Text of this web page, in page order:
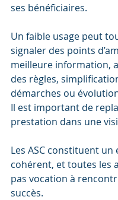
ses bénéficiaires.
Un faible usage peut
signaler des points
meilleure information,
des règles,
démarches ou
Il est important de
prestation dans une
Les ASC constituent un
cohérent, et toutes les
pas vocation à
succès.